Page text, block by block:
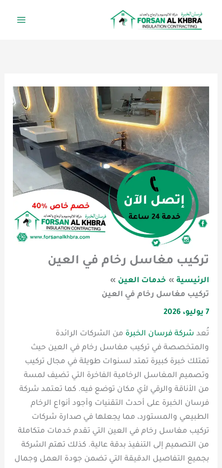
تركيب مغاسل رخام في العين
الرئيسية
خدمات العين
تركيب مغاسل رخام في العين
7 يوليو، 2026
تُعد شركة فرسان الخبرة من الشركات الرائدة
والمتخصصة في تركيب مغاسل رخام في العين حيث
تمتلك خبرة كبيرة تمتد لسنوات طويلة في مجال تركيب
وتصميم المغاسل الرخامية الفاخرة التي تضيف لمسة
من الأناقة والرقي لأي مكان توضع فيه. كما تعتمد شركة
فرسان الخبرة على أحدث التقنيات وأجود أنواع الرخام
الطبيعي والمستورد، مما يجعلها في صدارة شركات
تركيب مغاسل رخام في العين التي تقدم خدمات متكاملة
من التصميم إلى التنفيذ بدقة عالية. كذلك تهتم الشركة
بجميع التفاصيل الدقيقة التي تضمن جودة العمل وجمال